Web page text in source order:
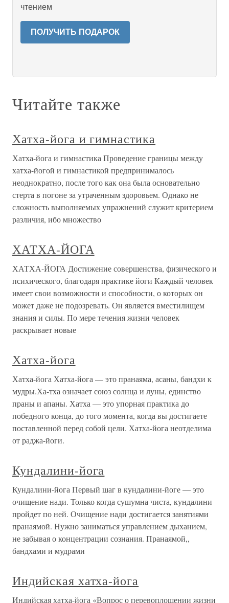
чтением
ПОЛУЧИТЬ ПОДАРОК
Читайте также
Хатха-йога и гимнастика
Хатха-йога и гимнастика Проведение границы между
хатха-йогой и гимнастикой предпринималось
неоднократно, после того как она была основательно
стерта в погоне за утраченным здоровьем. Однако не
сложность выполняемых упражнений служит критерием
различия, ибо множество
ХАТХА-ЙОГА
ХАТХА-ЙОГА Достижение совершенства, физического и
психического, благодаря практике йоги Каждый человек
имеет свои возможности и способности, о которых он
может даже не подозревать. Он является вместилищем
знания и силы. По мере течения жизни человек
раскрывает новые
Хатха-йога
Хатха-йога Хатха-йога — это пранаяма, асаны, бандхи к
мудры.Ха-тха означает союз солнца и луны, единство
праны и апаны. Хатха — это упорная практика до
победного конца, до того момента, когда вы достигаете
поставленной перед собой цели. Хатха-йога неотделима
от раджа-йоги.
Кундалини-йога
Кундалини-йога Первый шаг в кундалини-йоге — это
очищение нади. Только когда сушумна чиста, кундалини
пройдет по ней. Очищение нади достигается занятиями
пранаямой. Нужно заниматься управлением дыханием,
не забывая о концентрации сознания. Пранаямой,,
бандхами и мудрами
Индийская хатха-йога
Индийская хатха-йога «Вопрос о перевоплощении жизни